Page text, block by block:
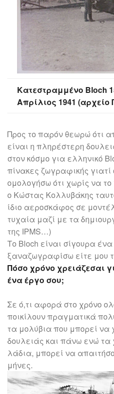
Κατεστραμμένο Bloch
Απρίλιος 1941 (αρχείο
Προς το παρόν θεωρώ ότι
είναι η πληρέστερη
στον κόσμο για ελληνικό
πίνακες ζωγραφικής
ομολογήσω ότι χωρίς να
ο Κώστας Κολλυβάκης
ίδιο αεροσκάφος σε
τυχαία μαζί με τα
της IPMS…)
Το Bloch είναι σίγουρα
ξαναζωγραφίσω είτε μου
Πόσο χρόνο χρειάζεσαι
ένα έργο σου;
Σε ό,τι αφορά στο χρόνο
ποικίλουν πραγματικά
τα μολύβια που μπορεί να
δουλειάς και πάνω ενώ τα
λάδια, μπορεί να
μήνες.